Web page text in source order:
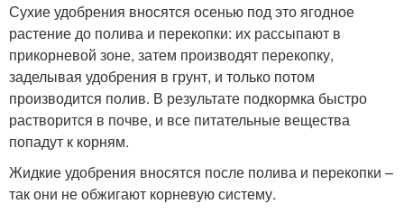
Сухие удобрения вносятся осенью под это ягодное
растение до полива и перекопки: их рассыпают в
прикорневой зоне, затем производят перекопку,
заделывая удобрения в грунт, и только потом
производится полив. В результате подкормка быстро
растворится в почве, и все питательные вещества
попадут к корням.
Жидкие удобрения вносятся после полива и перекопки –
так они не обжигают корневую систему.